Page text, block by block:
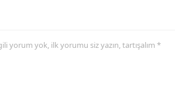
yorum yok, ilk yorumu siz yazın, tartışalım *